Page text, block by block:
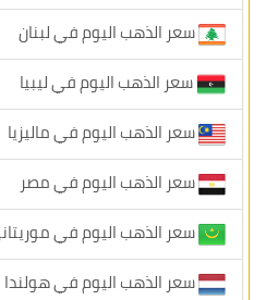
سعر الذهب اليوم في لبنان
سعر الذهب اليوم في ليبيا
سعر الذهب اليوم في ماليزيا
سعر الذهب اليوم في مصر
سعر الذهب اليوم في
سعر الذهب اليوم في هولندا